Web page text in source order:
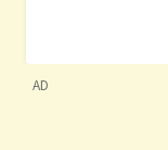
AD